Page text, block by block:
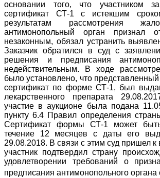
основании того, что участником
сертификат СТ-1 с истекшим
результатам рассмотрения
антимонопольный орган признал
незаконным, обязал устранить
Заказчик обратился в суд с
решения и предписания
недействительным. В ходе
было установлено, что представленный
сертификат по форме СТ-1, был
лекарственного препарата
участие в аукционе была подана
пункту 6.4 Правил определения
Сертификат формы СТ-1 может
течение 12 месяцев с даты его
29.08.2018. В связи с этим суд пришел к
участник подтвердил страну
удовлетворении требований о
предписания антимонопольного органа